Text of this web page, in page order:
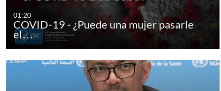
01:20
COVID-19 - ¿Puede una mujer pasarle
el…